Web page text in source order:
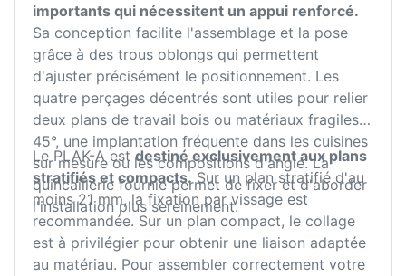
importants qui nécessitent un appui renforcé.
Sa conception facilite l'assemblage et la pose
grâce à des trous oblongs qui permettent
d'ajuster précisément le positionnement. Les
quatre perçages décentrés sont utiles pour relier
deux plans de travail bois ou matériaux fragiles à
45°, une implantation fréquente dans les cuisines
sur mesure ou les compositions d'angle. La
quincaillerie fournie permet de fixer et d'aborder
l'installation plus sereinement.
Le PLAK-A est destiné exclusivement aux plans
stratifiés et compacts.Sur un plan stratifié d'au
moins 21 mm, la fixation par vissage est
recommandée. Sur un plan compact, le collage
est à privilégier pour obtenir une liaison adaptée
au matériau. Pour assembler correctement votre